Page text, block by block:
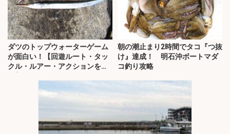
ダツのトップウォーターゲーム
が面白い！【回遊ルート・タッ
クル・ルアー・アクションを解
朝の潮止まり2時間でタコ『つ抜
け』達成！ 明石沖ボートマダ
コ釣り攻略